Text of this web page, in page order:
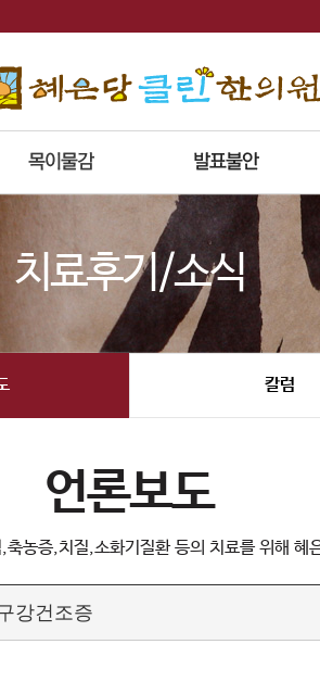
치료후기/소식
칼럼
언론보도
농증,치질,소화기질환 등의 치료를 위해 혜
강건조증